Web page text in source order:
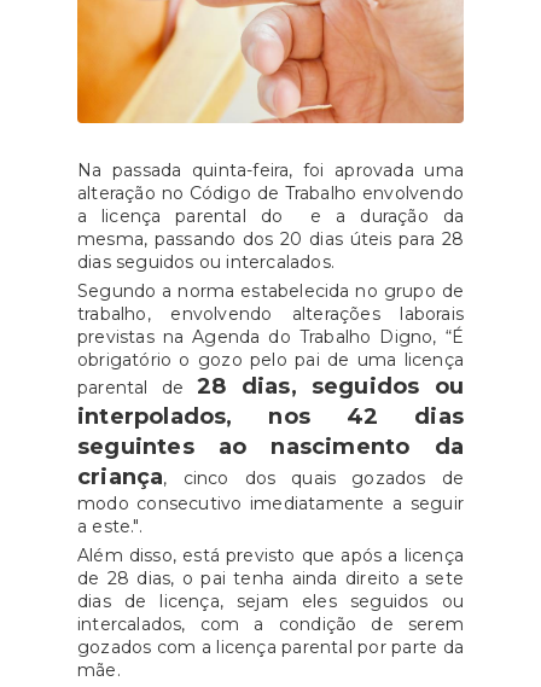
Na passada quinta-feira, foi aprovada uma
alteração no Código de Trabalho envolvendo
a licença parental do e a duração da
mesma, passando dos 20 dias úteis para 28
dias seguidos ou intercalados.
Segundo a norma estabelecida no grupo de
trabalho, envolvendo alterações laborais
previstas na Agenda do Trabalho Digno, “É
obrigatório o gozo pelo pai de uma licença
parental de28 dias, seguidos ou
interpolados, nos 42 dias
seguintes ao nascimento da
criança, cinco dos quais gozados de
modo consecutivo imediatamente a seguir
a este.".
Além disso, está previsto que após a licença
de 28 dias, o pai tenha ainda direito a sete
dias de licença, sejam eles seguidos ou
intercalados, com a condição de serem
gozados com a licença parental por parte da
mãe.